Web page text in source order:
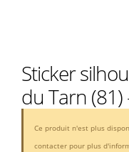
Sticker
du Tarn
Ce produit n'est plus
contacter pour plus